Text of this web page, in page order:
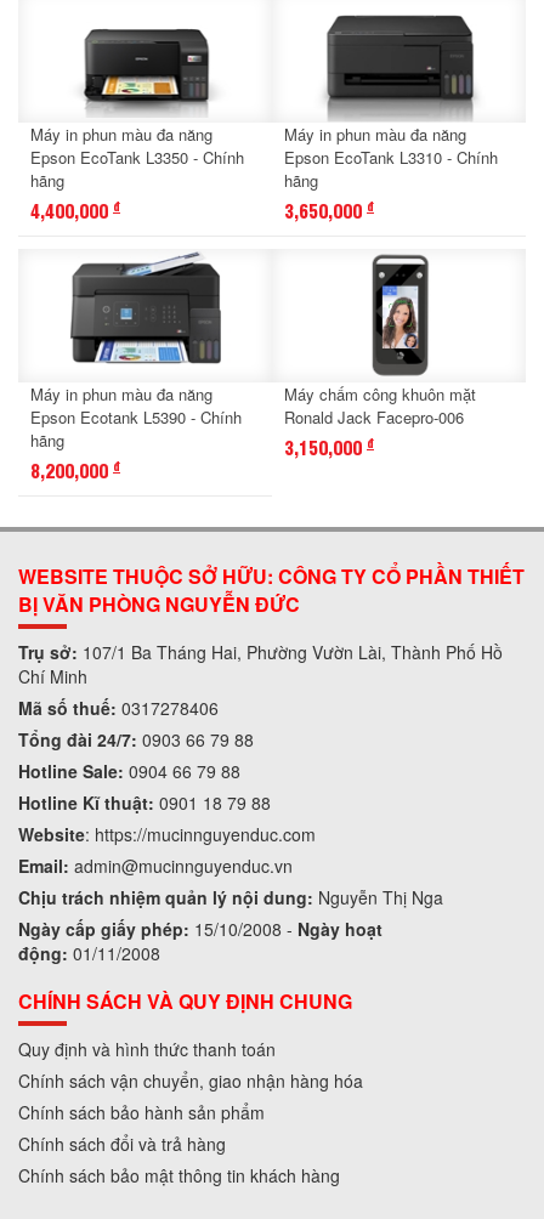
Máy in phun màu đa năng
Epson EcoTank L3350 - Chính
hãng
4,400,000 đ
Máy in phun màu đa năng
Epson EcoTank L3310 - Chính
hãng
3,650,000 đ
Máy in phun màu đa năng
Epson Ecotank L5390 - Chính
hãng
8,200,000 đ
Máy chấm công khuôn mặt
Ronald Jack Facepro-006
3,150,000 đ
WEBSITE THUỘC SỞ HỮU: CÔNG TY CỔ PHẦN THIẾT
BỊ VĂN PHÒNG NGUYỄN ĐỨC
Trụ sở: 107/1 Ba Tháng Hai, Phường Vườn Lài, Thành Phố Hồ
Chí Minh
Mã số thuế: 0317278406
Tổng đài 24/7: 0903 66 79 88
Hotline Sale: 0904 66 79 88
Hotline Kĩ thuật: 0901 18 79 88
Website: https://mucinnguyenduc.com
Email: admin@mucinnguyenduc.vn
Chịu trách nhiệm quản lý nội dung: Nguyễn Thị Nga
Ngày cấp giấy phép: 15/10/2008 - Ngày hoạt
động: 01/11/2008
CHÍNH SÁCH VÀ QUY ĐỊNH CHUNG
Quy định và hình thức thanh toán
Chính sách vận chuyển, giao nhận hàng hóa
Chính sách bảo hành sản phẩm
Chính sách đổi và trả hàng
Chính sách bảo mật thông tin khách hàng